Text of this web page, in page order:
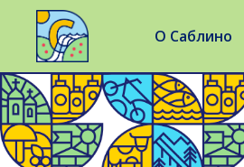
О Саблино